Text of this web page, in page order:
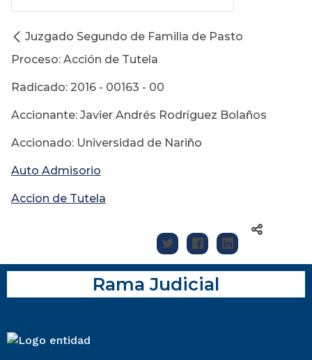
Juzgado Segundo de Familia de Pasto
Proceso: Acción de Tutela
Radicado: 2016 - 00163 - 00
Accionante: Javier Andrés Rodríguez Bolaños
Accionado: Universidad de Nariño
Auto Admisorio
Accion de Tutela
Rama Judicial